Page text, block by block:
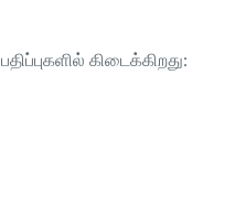
பதிப்புகளில் கிடைக்கிறது: